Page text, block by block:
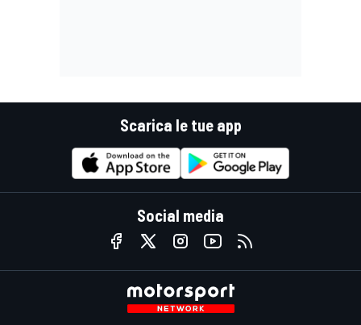
Scarica le tue app
Social media